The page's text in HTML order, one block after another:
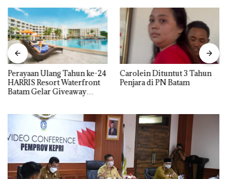
Perayaan Ulang Tahun ke-24
HARRIS Resort Waterfront
Batam Gelar Giveaway
Carolein Dituntut 3 Tahun
Penjara di PN Batam